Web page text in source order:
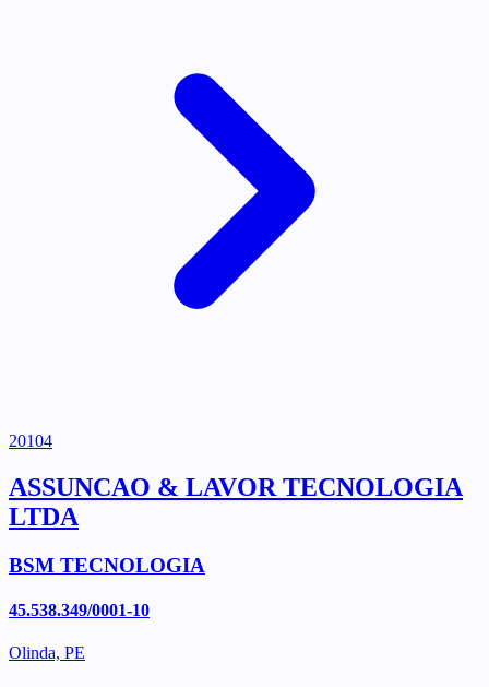
20104
ASSUNCAO & LAVOR TECNOLOGIA
LTDA
BSM TECNOLOGIA
45.538.349/0001-10
Olinda, PE